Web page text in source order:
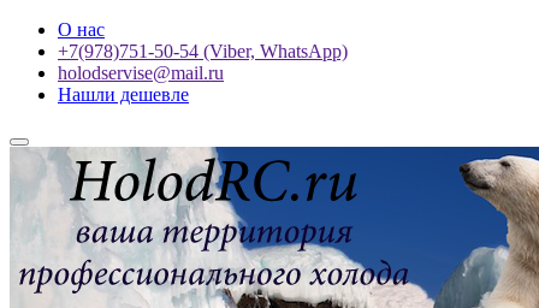
О нас
+7(978)751-50-54 (Viber, WhatsApp)
holodservise@mail.ru
Нашли дешевле